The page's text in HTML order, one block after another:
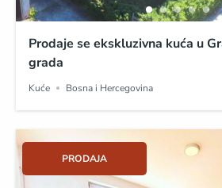
Prodaje se ekskluzivna kuća u
grada
Kuće Bosna i Hercegovina
PRODAJA